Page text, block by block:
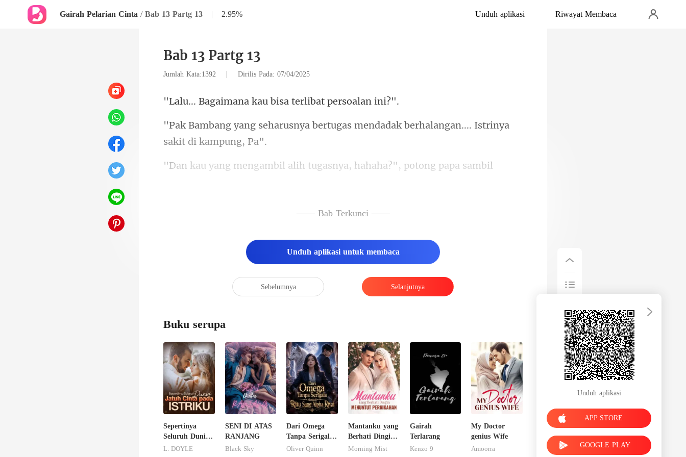
Gairah Pelarian Cinta / Bab 13 Partg 13 | 2.95% Unduh aplikasi Riwayat Membaca
Bab 13 Partg 13
Jumlah Kata:1392 | Dirilis Pada: 07/04/2025
a kau bisa terlib
rtugas mendadak berhalangan....
h tugasnya, hahaha?", poton
—— Bab Terkunci ——
Unduh aplikasi untuk membaca
Sebelumnya Selanjutnya
Buku serupa
Sepertinya
Seluruh Dunia
Jatuh Cinta
L. DOYLE
SENI DI ATAS
RANJANG
Black Sky
Dari Omega
Tanpa Serigala
Menjadi Ratu
Oliver Quinn
Mantanku yang
Berhati Dingin
Menuntut
Morning Mist
Gairah
Terlarang
Kenzo 9
My Doctor
genius Wife
Amoorra
Unduh aplikasi
APP STORE
GOOGLE PLAY